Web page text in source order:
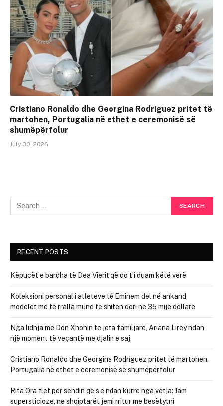
Cristiano Ronaldo dhe Georgina Rodríguez pritet të
martohen, Portugalia në ethet e ceremonisë së
shumëpërfolur
July 30, 2026
RECENT POSTS
Këpucët e bardha të Dea Vierit që do t’i duam këtë verë
Koleksioni personal i atleteve të Eminem del në ankand,
modelet më të rralla mund të shiten deri në 35 mijë dollarë
Nga lidhja me Don Xhonin te jeta familjare, Ariana Lirey ndan
një moment të veçantë me djalin e saj
Cristiano Ronaldo dhe Georgina Rodríguez pritet të martohen,
Portugalia në ethet e ceremonisë së shumëpërfolur
Rita Ora flet për sendin që s’e ndan kurrë nga vetja: Jam
supersticioze, ne shqiptarët jemi rritur me besëtytni